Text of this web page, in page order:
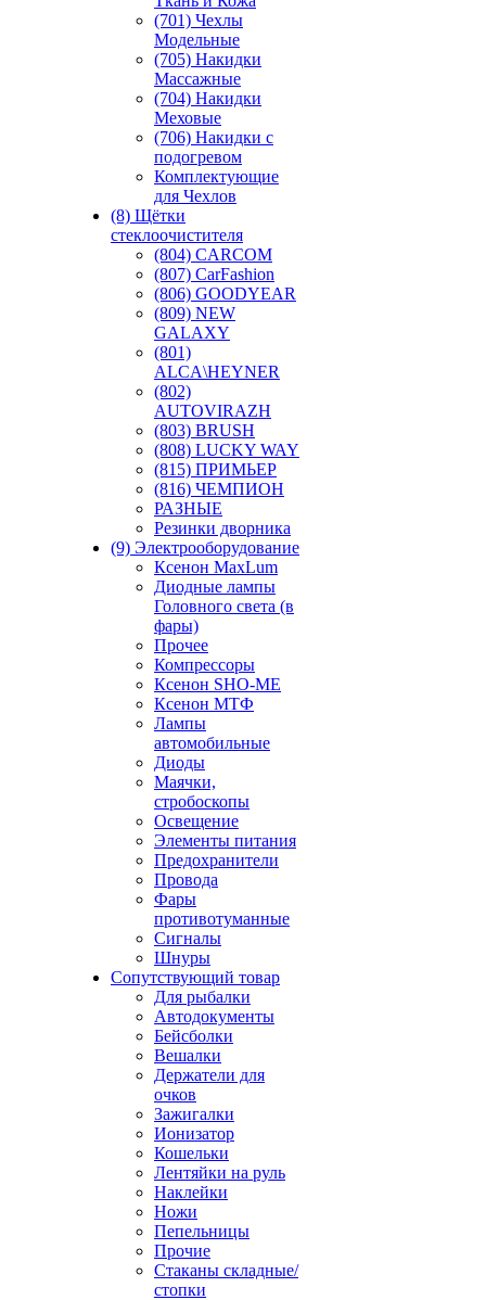
(701) Чехлы
Модельные
(705) Накидки
Массажные
(704) Накидки
Меховые
(706) Накидки с
подогревом
Комплектующие
для Чехлов
(8) Щётки
стеклоочистителя
(804) CARCOM
(807) CarFashion
(806) GOODYEAR
(809) NEW
GALAXY
(801)
ALCA\HEYNER
(802)
AUTOVIRAZH
(803) BRUSH
(808) LUCKY WAY
(815) ПРИМЬЕР
(816) ЧЕМПИОН
РАЗНЫЕ
Резинки дворника
(9) Электрооборудование
Ксенон MaxLum
Диодные лампы
Головного света (в
фары)
Прочее
Компрессоры
Ксенон SHO-ME
Ксенон МТФ
Лампы
автомобильные
Диоды
Маячки,
стробоскопы
Освещение
Элементы питания
Предохранители
Провода
Фары
противотуманные
Сигналы
Шнуры
Сопутствующий товар
Для рыбалки
Автодокументы
Бейсболки
Вешалки
Держатели для
очков
Зажигалки
Ионизатор
Кошельки
Лентяйки на руль
Наклейки
Ножи
Пепельницы
Прочие
Стаканы складные/
стопки